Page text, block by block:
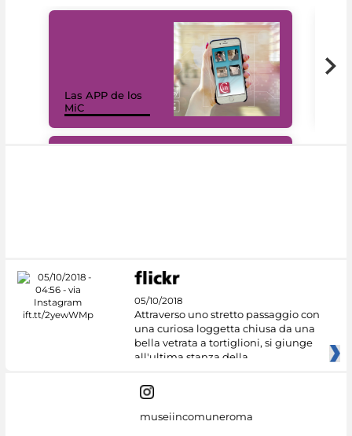
Las APP de los
MiC
05/10/2018
Attraverso uno stretto passaggio con
una curiosa loggetta chiusa da una
bella vetrata a tortiglioni, si giunge
all'ultima stanza della
museiincomuneroma